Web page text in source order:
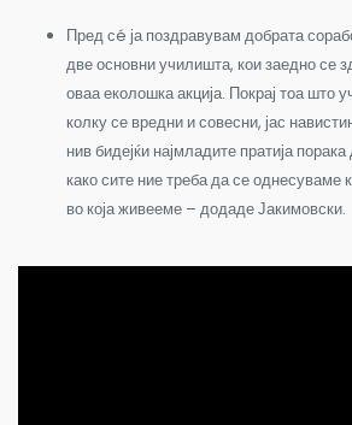
Пред сé ја поздравувам добрата
две основни училишта, кои заедно се
оваа еколошка акција. Покрај тоа што
колку се вредни и совесни, јас
нив бидејќи најмладите пратија
како сите ние треба да се однесуваме
во која живееме – додаде Јакимовски.